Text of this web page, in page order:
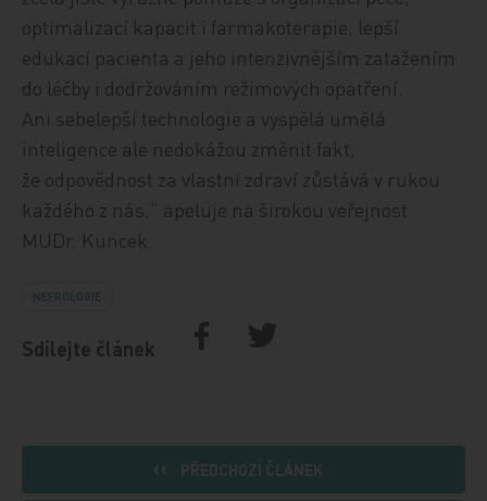
optimalizací kapacit i farmakoterapie, lepší
edukací pacienta a jeho intenzivnějším zatažením
do léčby i dodržováním režimových opatření.
Ani sebelepší technologie a vyspělá umělá
inteligence ale nedokážou změnit fakt,
že odpovědnost za vlastní zdraví zůstává v rukou
každého z nás,“ apeluje na širokou veřejnost
MUDr. Kuncek.
NEFROLOGIE
Sdílejte článek
PŘEDCHOZÍ ČLÁNEK